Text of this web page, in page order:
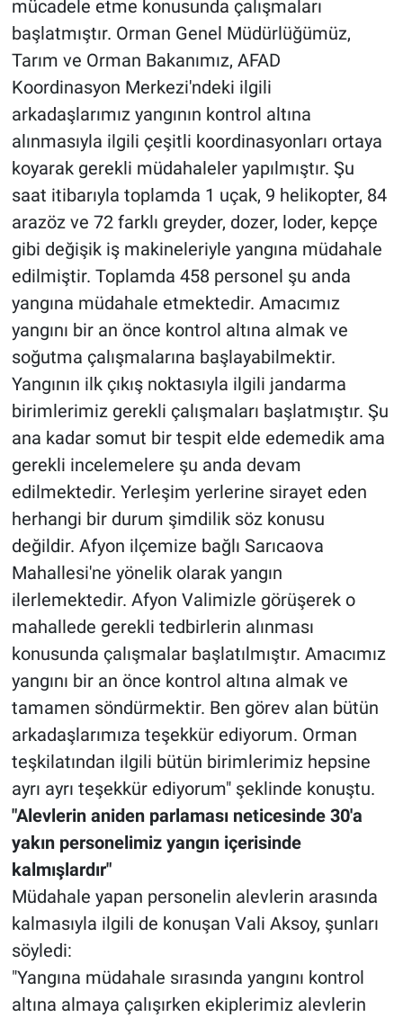
mücadele etme konusunda çalışmaları
başlatmıştır. Orman Genel Müdürlüğümüz,
Tarım ve Orman Bakanımız, AFAD
Koordinasyon Merkezi'ndeki ilgili
arkadaşlarımız yangının kontrol altına
alınmasıyla ilgili çeşitli koordinasyonları ortaya
koyarak gerekli müdahaleler yapılmıştır. Şu
saat itibarıyla toplamda 1 uçak, 9 helikopter, 84
arazöz ve 72 farklı greyder, dozer, loder, kepçe
gibi değişik iş makineleriyle yangına müdahale
edilmiştir. Toplamda 458 personel şu anda
yangına müdahale etmektedir. Amacımız
yangını bir an önce kontrol altına almak ve
soğutma çalışmalarına başlayabilmektir.
Yangının ilk çıkış noktasıyla ilgili jandarma
birimlerimiz gerekli çalışmaları başlatmıştır. Şu
ana kadar somut bir tespit elde edemedik ama
gerekli incelemelere şu anda devam
edilmektedir. Yerleşim yerlerine sirayet eden
herhangi bir durum şimdilik söz konusu
değildir. Afyon ilçemize bağlı Sarıcaova
Mahallesi'ne yönelik olarak yangın
ilerlemektedir. Afyon Valimizle görüşerek o
mahallede gerekli tedbirlerin alınması
konusunda çalışmalar başlatılmıştır. Amacımız
yangını bir an önce kontrol altına almak ve
tamamen söndürmektir. Ben görev alan bütün
arkadaşlarımıza teşekkür ediyorum. Orman
teşkilatından ilgili bütün birimlerimiz hepsine
ayrı ayrı teşekkür ediyorum" şeklinde konuştu.
"Alevlerin aniden parlaması neticesinde 30'a
yakın personelimiz yangın içerisinde
kalmışlardır"
Müdahale yapan personelin alevlerin arasında
kalmasıyla ilgili de konuşan Vali Aksoy, şunları
söyledi:
"Yangına müdahale sırasında yangını kontrol
altına almaya çalışırken ekiplerimiz alevlerin